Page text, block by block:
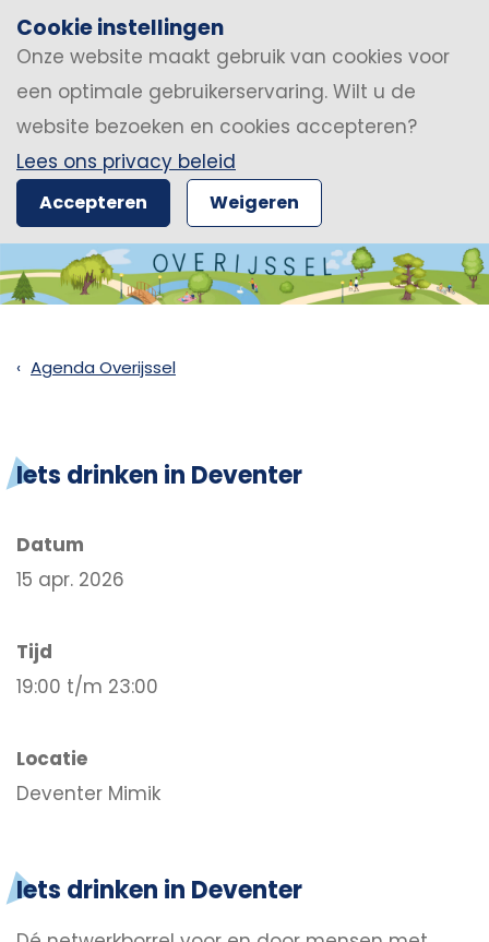
Cookie instellingen
Onze website maakt gebruik van cookies voor
een optimale gebruikerservaring. Wilt u de
website bezoeken en cookies accepteren?
Lees ons privacy beleid
Accepteren Weigeren
Agenda Overijssel
Iets drinken in Deventer
Datum
15 apr. 2026
Tijd
19:00 t/m 23:00
Locatie
Deventer Mimik
Iets drinken in Deventer